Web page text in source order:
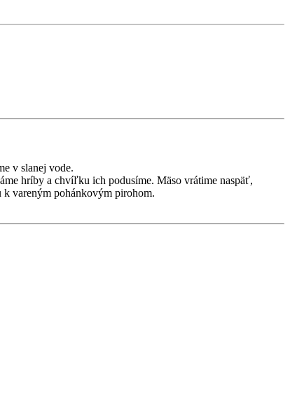
v slanej vode.
hríby a chvíľku ich podusíme. Mäso vrátime naspäť,
k vareným pohánkovým pirohom.